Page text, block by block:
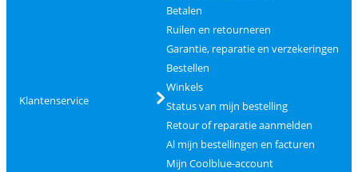
Klantenservice
Betalen
Ruilen en retourneren
Garantie, reparatie en verzekeringen
Bestellen
Winkels
Status van mijn bestelling
Retour of reparatie aanmelden
Al mijn bestellingen en facturen
Mijn Coolblue-account